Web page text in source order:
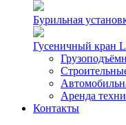
Бурильная
Гусеничный кран
Аренда
Контакты